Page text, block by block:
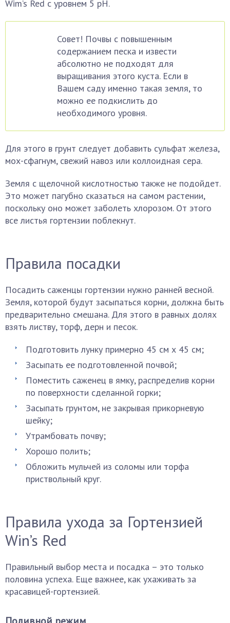
Wim’s Red с уровнем 5 рН.
Совет! Почвы с повышенным
содержанием песка и извести
абсолютно не подходят для
выращивания этого куста. Если в
Вашем саду именно такая земля, то
можно ее подкислить до
необходимого уровня.
Для этого в грунт следует добавить сульфат железа,
мох-сфагнум, свежий навоз или коллоидная сера.
Земля с щелочной кислотностью также не подойдет.
Это может пагубно сказаться на самом растении,
поскольку оно может заболеть хлорозом. От этого
все листья гортензии поблекнут.
Правила посадки
Посадить саженцы гортензии нужно ранней весной.
Земля, которой будут засыпаться корни, должна быть
предварительно смешана. Для этого в равных долях
взять листву, торф, дерн и песок.
Подготовить лунку примерно 45 см х 45 см;
Засыпать ее подготовленной почвой;
Поместить саженец в ямку, распределив корни
по поверхности сделанной горки;
Засыпать грунтом, не закрывая прикорневую
шейку;
Утрамбовать почву;
Хорошо полить;
Обложить мульчей из соломы или торфа
приствольный круг.
Правила ухода за Гортензией
Win’s Red
Правильный выбор места и посадка – это только
половина успеха. Еще важнее, как ухаживать за
красавицей-гортензией.